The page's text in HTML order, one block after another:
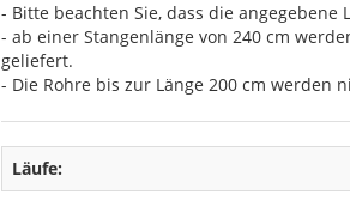
- Bitte beachten Sie, dass die angegebene
- ab einer Stangenlänge von 240 cm
geliefert.
- Die Rohre bis zur Länge 200 cm werden
Läufe: